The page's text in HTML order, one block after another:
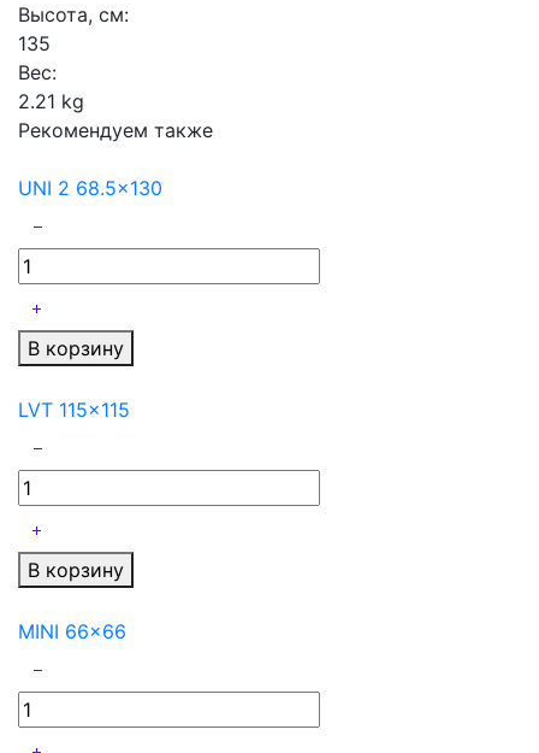
Высота, см:
135
Вес:
2.21 kg
Рекомендуем также
UNI 2 68.5x130
В корзину
LVT 115x115
В корзину
MINI 66x66